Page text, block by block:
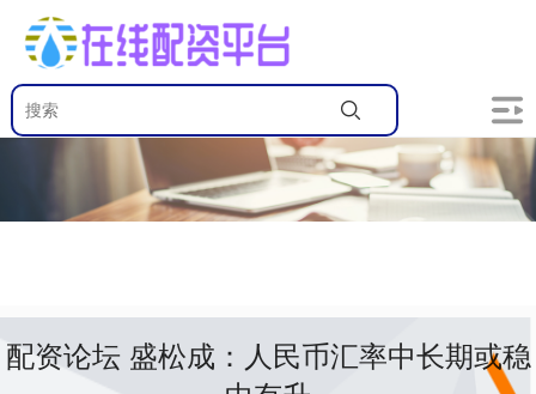
配资论坛 盛松成：人民币汇率中长期或稳